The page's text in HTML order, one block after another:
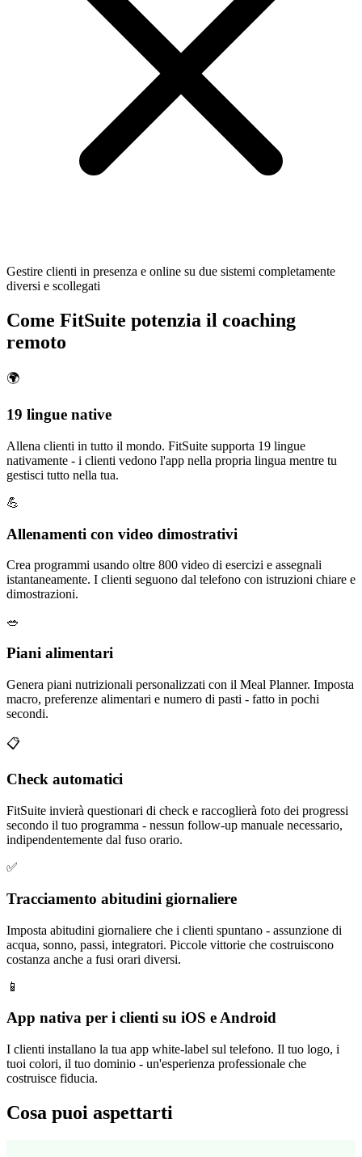
Gestire clienti in presenza e online su due sistemi completamente
diversi e scollegati
Come FitSuite potenzia il coaching
remoto
🌍
19 lingue native
Allena clienti in tutto il mondo. FitSuite supporta 19 lingue
nativamente - i clienti vedono l'app nella propria lingua mentre tu
gestisci tutto nella tua.
💪
Allenamenti con video dimostrativi
Crea programmi usando oltre 800 video di esercizi e assegnali
istantaneamente. I clienti seguono dal telefono con istruzioni chiare e
dimostrazioni.
🥗
Piani alimentari
Genera piani nutrizionali personalizzati con il Meal Planner. Imposta
macro, preferenze alimentari e numero di pasti - fatto in pochi
secondi.
📋
Check automatici
FitSuite invierà questionari di check e raccoglierà foto dei progressi
secondo il tuo programma - nessun follow-up manuale necessario,
indipendentemente dal fuso orario.
✅
Tracciamento abitudini giornaliere
Imposta abitudini giornaliere che i clienti spuntano - assunzione di
acqua, sonno, passi, integratori. Piccole vittorie che costruiscono
costanza anche a fusi orari diversi.
📱
App nativa per i clienti su iOS e Android
I clienti installano la tua app white-label sul telefono. Il tuo logo, i
tuoi colori, il tuo dominio - un'esperienza professionale che
costruisce fiducia.
Cosa puoi aspettarti